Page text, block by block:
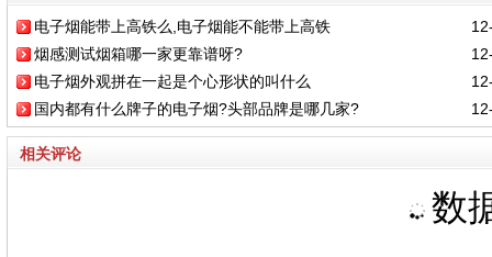
电子烟能带上高铁么,电子烟能不能带上高铁
烟感测试烟箱哪一家更靠谱呀?
电子烟外观拼在一起是个心形状的叫什么
国内都有什么牌子的电子烟?头部品牌是哪几家?
相关评论
数